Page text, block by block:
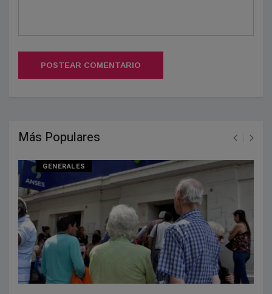
POSTEAR COMENTARIO
Más Populares
GENERALES